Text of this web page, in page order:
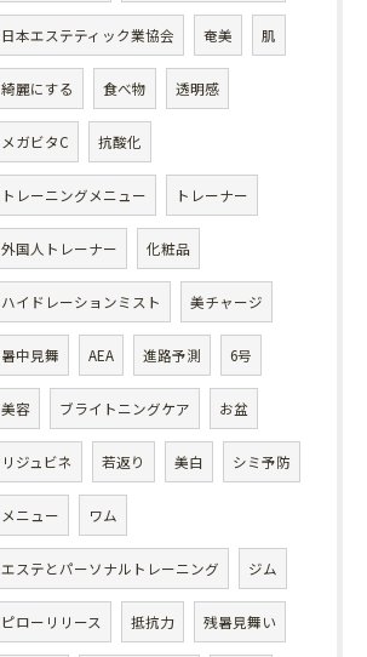
日本エステティック業協会 奄美 肌
綺麗にする 食べ物 透明感
メガビタC 抗酸化
トレーニングメニュー トレーナー
外国人トレーナー 化粧品
ハイドレーションミスト 美チャージ
暑中見舞 AEA 進路予測 6号
美容 ブライトニングケア お盆
リジュビネ 若返り 美白 シミ予防
メニュー ワム
エステとパーソナルトレーニング ジム
ピローリリース 抵抗力 残暑見舞い